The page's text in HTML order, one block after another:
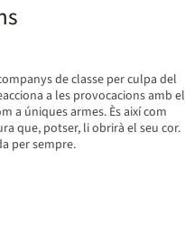
de classe per culpa del
a les provocacions amb el
a úniques armes. Ès així com
que, potser, li obrirà el seu cor.
per sempre.